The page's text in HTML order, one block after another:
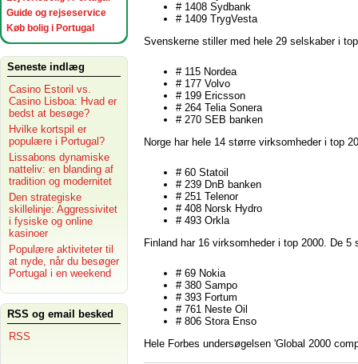
Guide og rejseservice
Køb bolig i Portugal
Seneste indlæg
Casino Estoril vs.
Casino Lisboa: Hvad er
bedst at besøge?
Hvilke kortspil er
populære i Portugal?
Lissabons dynamiske
natteliv: en blanding af
tradition og modernitet
Den strategiske
skillelinje: Aggressivitet
i fysiske og online
kasinoer
Populære aktiviteter til
at nyde, når du besøger
Portugal i en weekend
RSS og email besked
RSS
# 1408 Sydbank
# 1409 TrygVesta
Svenskerne stiller med hele 29 selskaber i
# 115 Nordea
# 177 Volvo
# 199 Ericsson
# 264 Telia Sonera
# 270 SEB banken
Norge har hele 14 større virksomheder i top
# 60 Statoil
# 239 DnB banken
# 251 Telenor
# 408 Norsk Hydro
# 493 Orkla
Finland har 16 virksomheder i top 2000. De 5
# 69 Nokia
# 380 Sampo
# 393 Fortum
# 761 Neste Oil
# 806 Stora Enso
Hele Forbes undersøgelsen 'Global 2000